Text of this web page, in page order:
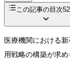
この記事の目次52
医療機関における
用戦略の構築が求